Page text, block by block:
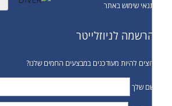
שימוש באתר
לניוזלייטר
להיות מעודכנים במבצעים החמים שלנו?
שלך